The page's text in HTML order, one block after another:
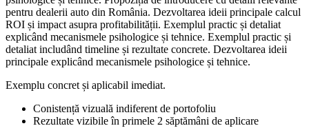
pentru dealerii auto din România. Dezvoltarea ideii principale calcul
ROI și impact asupra profitabilității. Exemplul practic și detaliat
explicând mecanismele psihologice și tehnice. Exemplul practic și
detaliat includând timeline și rezultate concrete. Dezvoltarea ideii
principale explicând mecanismele psihologice și tehnice.
Exemplu concret și aplicabil imediat.
Conistență vizuală indiferent de portofoliu
Rezultate vizibile în primele 2 săptămâni de aplicare